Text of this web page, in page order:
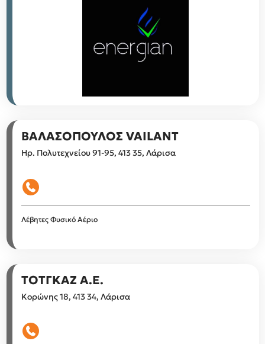
ΒΑΛΑΣΟΠΟΥΛΟΣ VAILANT
Ηρ. Πολυτεχνείου 91-95, 413 35, Λάρισα
Λέβητες Φυσικό Αέριο
ΤΟΤΓΚΑΖ Α.Ε.
Κορώνης 18, 413 34, Λάρισα